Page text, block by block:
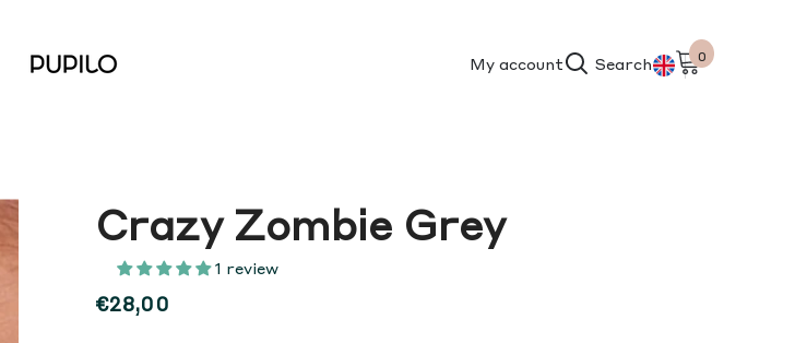
My account
Search
00
items
Crazy Zombie Grey
1 review
€28,00